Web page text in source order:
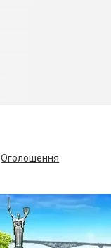
Оголошення